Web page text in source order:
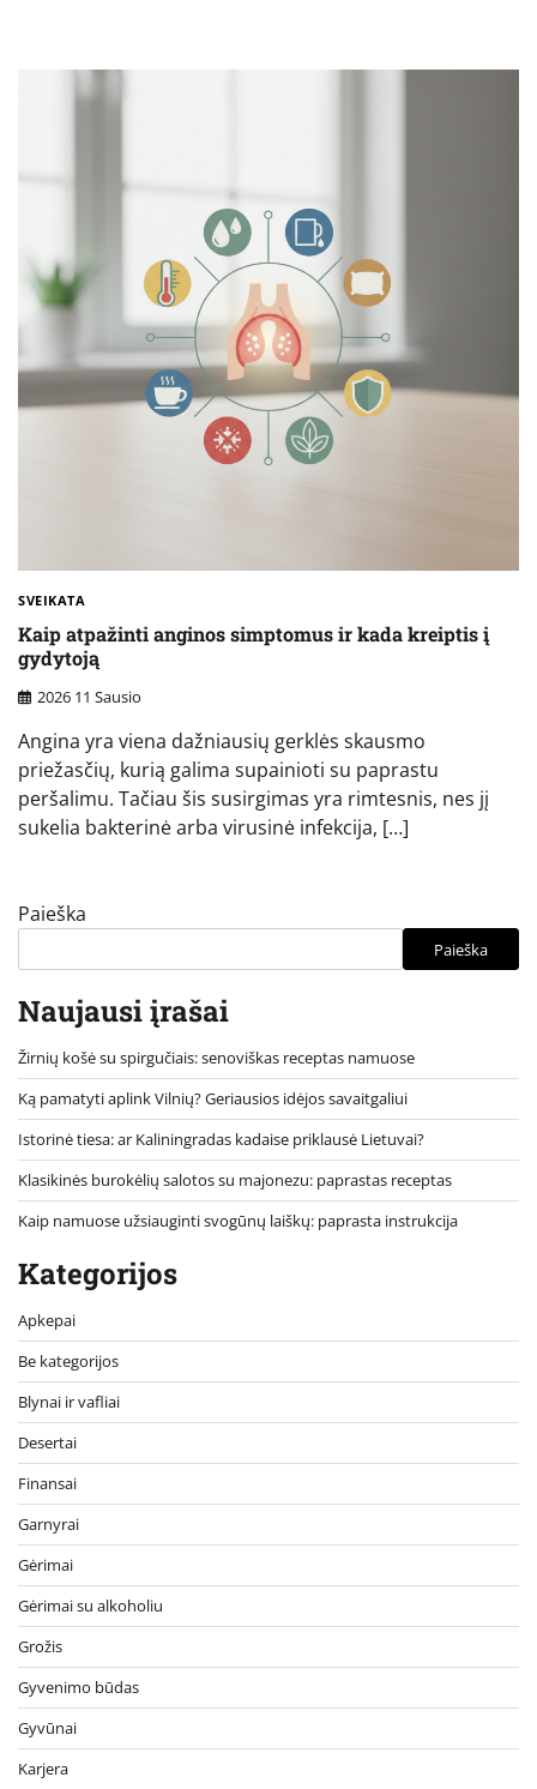
SVEIKATA
Kaip atpažinti anginos simptomus ir kada kreiptis į
gydytoją
2026 11 Sausio
Angina yra viena dažniausių gerklės skausmo
priežasčių, kurią galima supainioti su paprastu
peršalimu. Tačiau šis susirgimas yra rimtesnis, nes jį
sukelia bakterinė arba virusinė infekcija, […]
Paieška
Paieška
Naujausi įrašai
Žirnių košė su spirgučiais: senoviškas receptas namuose
Ką pamatyti aplink Vilnių? Geriausios idėjos savaitgaliui
Istorinė tiesa: ar Kaliningradas kadaise priklausė Lietuvai?
Klasikinės burokėlių salotos su majonezu: paprastas receptas
Kaip namuose užsiauginti svogūnų laiškų: paprasta instrukcija
Kategorijos
Apkepai
Be kategorijos
Blynai ir vafliai
Desertai
Finansai
Garnyrai
Gėrimai
Gėrimai su alkoholiu
Grožis
Gyvenimo būdas
Gyvūnai
Karjera